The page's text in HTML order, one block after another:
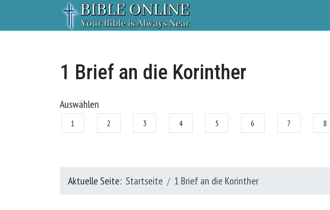
1 Brief an die Korinther
Auswählen
1 2 3 4 5 6 7 8
Aktuelle Seite: Startseite 1 Brief an die Korinther